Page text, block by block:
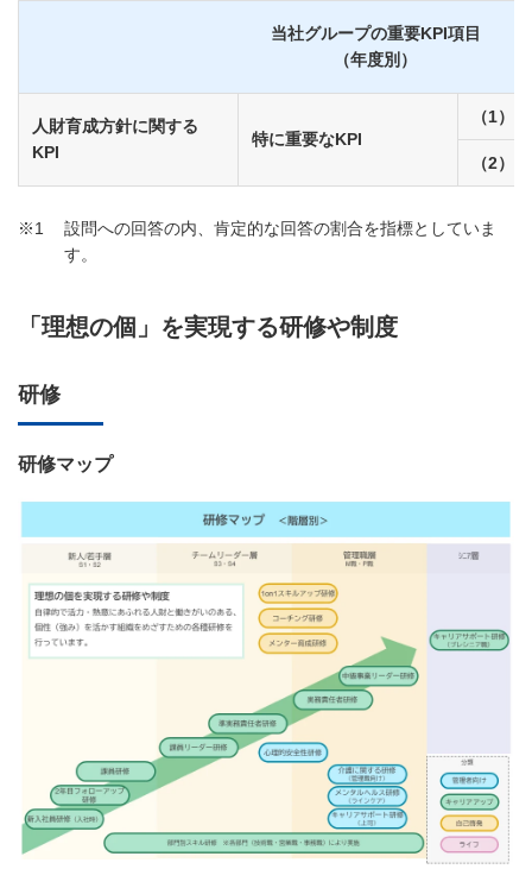
当社グループの重要KPI項目
（年度別）
人財育成方針に関する
KPI
特に重要なKPI
（1）
（2）
※1
設問への回答の内、肯定的な回答の割合を指標としていま
す。
「理想の個」を実現する研修や制度
研修
研修マップ